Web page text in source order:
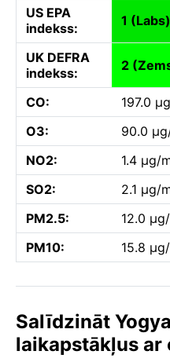
US EPA
indekss:
1 (Labs)
UK DEFRA
indekss:
2
CO:
197.0
O3:
90.0
NO2:
1.4 µg/
SO2:
2.1 µg/
PM2.5:
12.0
PM10:
15.8
Salīdzināt
laikapstākļus ar